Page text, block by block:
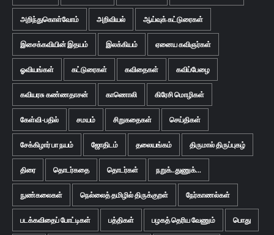
அறிந்துகொள்வோம் அறிவியல் ஆய்வுக் கட்டுரைகள்
இசைக்கவியின் இதயம் இலக்கியம் ஏனைய கவிஞர்கள்
ஓவியங்கள் கட்டுரைகள் கவிதைகள் கவிப்பேழை
கவியரசு கண்ணதாசன் காணொலி கிரேசி மொழிகள்
கேள்வி-பதில் சமயம் சிறுகதைகள் செய்திகள்
சேக்கிழார் பா நயம் ஜோதிடம் தலையங்கம் திருமால் திருப்புகழ்
திரை தொடர்கதை தொடர்கள் நறுக்..துணுக்...
நுண்கலைகள் நெல்லைத் தமிழில் திருக்குறள் நேர்காணல்கள்
படக்கவிதைப் போட்டிகள் பத்திகள் பழகத் தெரிய வேணும் பொது